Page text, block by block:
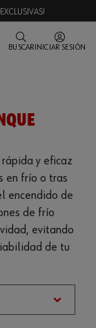
BUSCAR INICIAR SESIÓN
y eficaz
en frío o tras
encendido de
de frío
evitando
de tu